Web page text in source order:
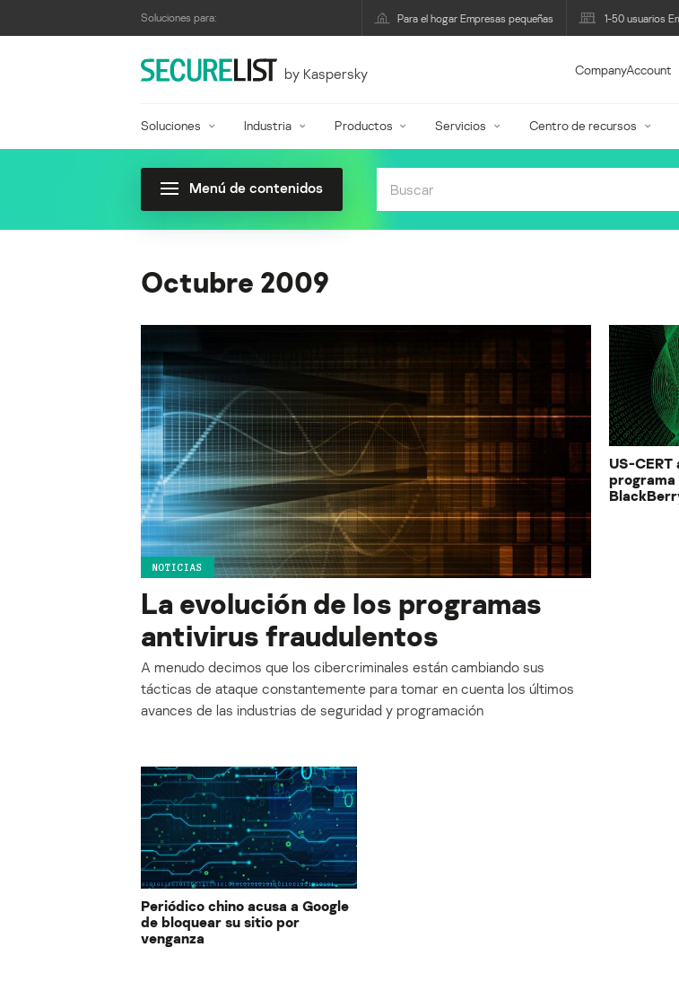
Soluciones para: Para el hogar Empresas pequeñas 1-50 usuarios
by Kaspersky CompanyAccount
Soluciones Industria Productos Servicios Centro de recursos
Menú de contenidos
Octubre 2009
NOTICIAS
La evolución de los programas
antivirus fraudulentos
A menudo decimos que los cibercriminales están cambiando sus
tácticas de ataque constantemente para tomar en cuenta los últimos
avances de las industrias de seguridad y programación
US-
programa
Periódico chino acusa a Google
de bloquear su sitio por
venganza